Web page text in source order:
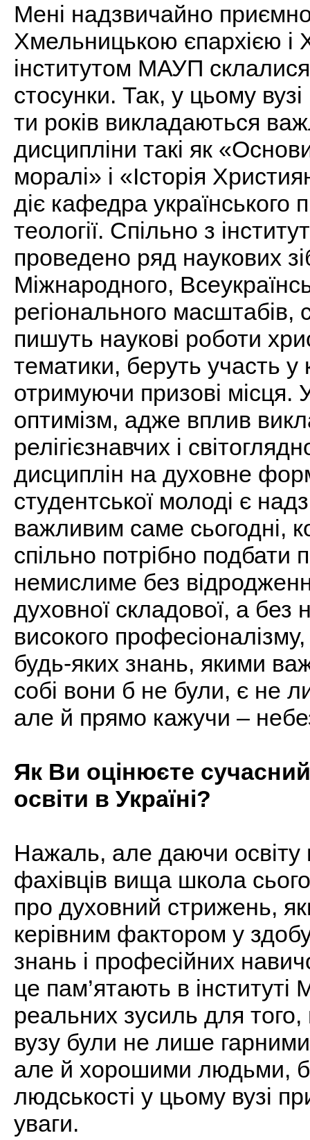
Мені надзвичайно
Хмельницькою єпархією і
інститутом МАУП
стосунки. Так, у цьому
ти років викладаються
дисципліни такі як
моралі» і «Історія
діє кафедра українського
теології. Спільно з
проведено ряд наукових
Міжнародного,
регіонального масштабів,
пишуть наукові роботи
тематики, беруть участь у
отримуючи призові місця.
оптимізм, адже вплив
релігієзнавчих і
дисциплін на духовне
студентської молоді є
важливим саме сьогодні,
спільно потрібно подбати
немислиме без
духовної складової, а без
високого
будь-яких знань, якими
собі вони б не були, є не
але й прямо кажучи –
Як Ви оцінюєте
освіти в Україні?
Нажаль, але даючи освіту
фахівців вища школа
про духовний стрижень,
керівним фактором у
знань і професійних
це пам’ятають в
реальних зусиль для
вузу були не лише
але й хорошими людьми,
людськості у цьому вузі
уваги.